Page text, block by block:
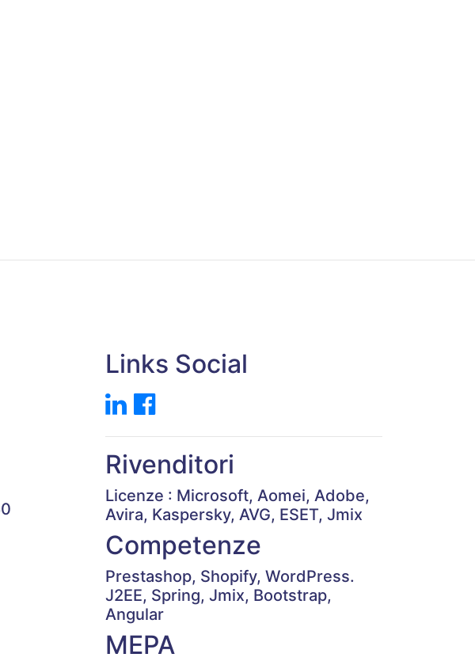
Links Social
Rivenditori
Licenze : Microsoft, Aomei, Adobe,
Avira, Kaspersky, AVG, ESET, Jmix
Competenze
Prestashop, Shopify, WordPress.
J2EE, Spring, Jmix, Bootstrap,
Angular
MEPA